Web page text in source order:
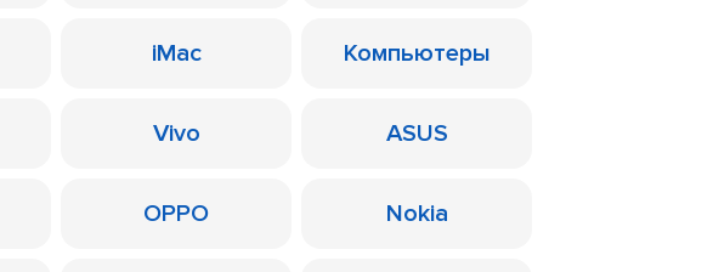
iMac Компьютеры
Vivo ASUS
OPPO Nokia